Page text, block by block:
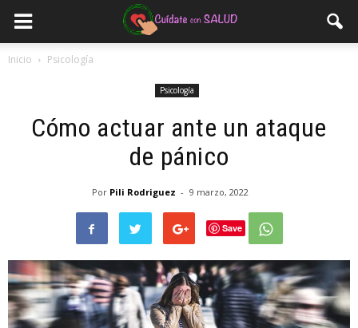
Inicio Psicología
Psicología
Cómo actuar ante un ataque
de pánico
Por Pili Rodriguez - 9 marzo, 2022
Save